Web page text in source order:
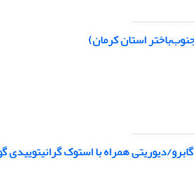
استان کرمان)
دیوریتی همراه با استوک گرانیتوییدی